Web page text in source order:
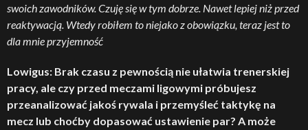
swoich zawodników. Czuję się w tym dobrze. Nawet lepiej niż przed
reaktywacją. Wtedy robiłem to niejako z obowiązku, teraz jest to
dla mnie przyjemność
Lowigus: Brak czasu z pewnością nie ułatwia trenerskiej
pracy, ale czy przed meczami ligowymi próbujesz
przeanalizować jakoś rywala i przemyśleć taktykę na
mecz lub choćby dopasować ustawienie par? A może